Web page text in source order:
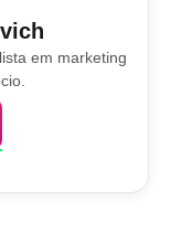
em marketing